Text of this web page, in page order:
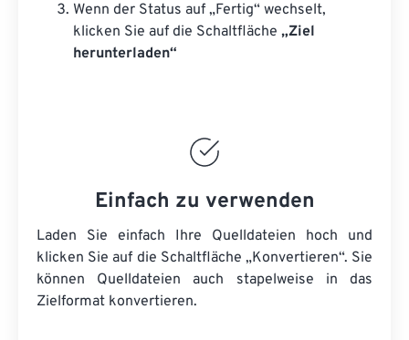
Wenn der Status auf „Fertig“ wechselt,
klicken Sie auf die Schaltfläche „Ziel
herunterladen“
Einfach zu verwenden
Laden Sie einfach Ihre Quelldateien hoch und
klicken Sie auf die Schaltfläche „Konvertieren“. Sie
können Quelldateien auch stapelweise in das
Zielformat konvertieren.